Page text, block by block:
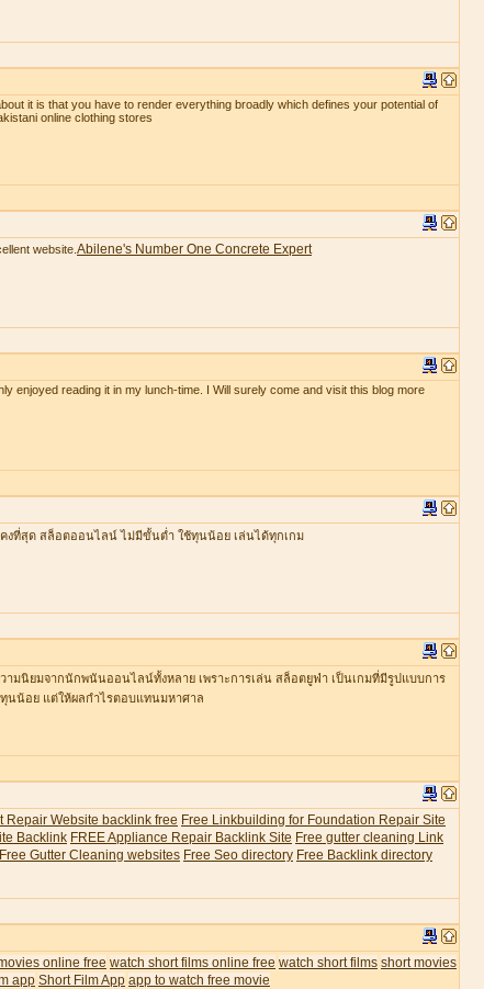
it is that you have to render everything broadly which defines your potential of
online clothing stores
website. Abilene's Number One Concrete Expert
enjoyed reading it in my lunch-time. I Will surely come and visit this blog more
งที่สุด สล็อตออนไลน์ ไม่มีขั้นต่ำ ใช้ทุนน้อย เล่นได้ทุกเกม
ามนิยมจากนักพนันออนไลน์ทั้งหลาย เพราะการเล่น สล็อตยูฟ่า เป็นเกมที่มีรูปแบบการ
ทุนน้อย แต่ให้ผลกำไรตอบแทนมหาศาล
Repair Website backlink free Free Linkbuilding for Foundation Repair Site
Backlink FREE Appliance Repair Backlink Site Free gutter cleaning Link
Free Gutter Cleaning websites Free Seo directory Free Backlink directory
online free watch short films online free watch short films short movies
app Short Film App app to watch free movie